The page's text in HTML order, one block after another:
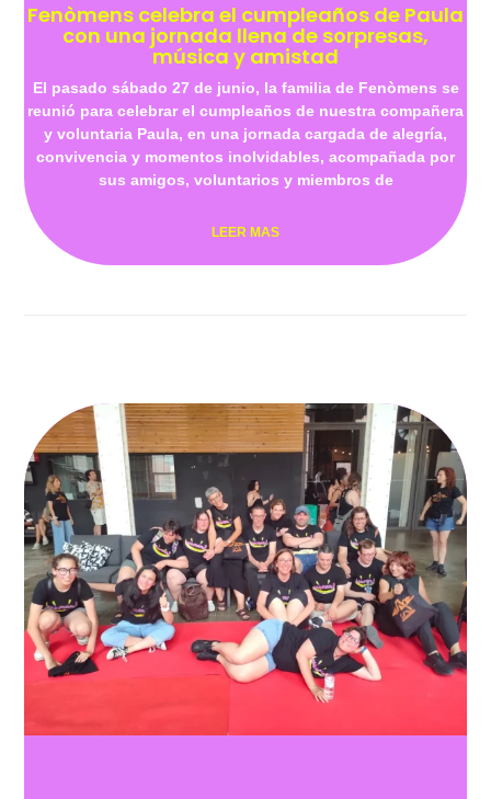
Fenòmens celebra el cumpleaños de Paula
con una jornada llena de sorpresas,
música y amistad
El pasado sábado 27 de junio, la familia de Fenòmens se
reunió para celebrar el cumpleaños de nuestra compañera
y voluntaria Paula, en una jornada cargada de alegría,
convivencia y momentos inolvidables, acompañada por
sus amigos, voluntarios y miembros de
LEER MAS